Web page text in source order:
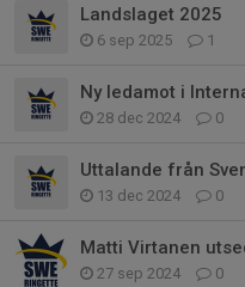
Landslaget 2025
6 sep 2025 1
28 dec 2024 0
Uttalande från
13 dec 2024 0
Matti Virtanen
27 sep 2024 0